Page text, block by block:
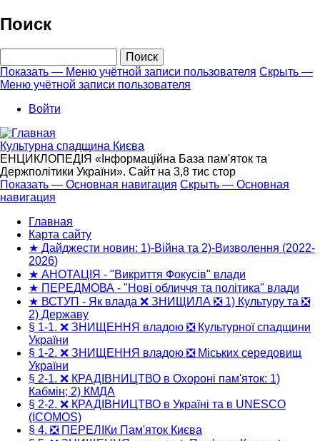
Перейти
к
основному
Поиск
Меню
учётной
записи
пользователя
Показать — Меню учётной записи пользователя Скрыть —
Меню учётной записи пользователя
Войти
Культурна спадщина Києва
ЕНЦИКЛОПЕДІЯ «Інформаційна База пам'яток та
Держполітики України». Сайт на 3,8 тис стор
Основная
навигация
Показать — Основная навигация Скрыть — Основная
навигация
Главная
Карта сайту
★ Дайджести новин: 1)-Війна та 2)-Визволення (2022-
2026)
★ АНОТАЦІЯ - "Викриття Фокусів" влади
★ ПЕРЕДМОВА - "Нові обличчя та політика" влади
★ ВСТУП - Як влада ❌ ЗНИЩИЛА ❎ 1) Культуру та ❎
2) Державу
§ 1-1. ❌ ЗНИЩЕННЯ владою ❎ Культурної спадщини
України
§ 1-2. ❌ ЗНИЩЕННЯ владою ❎ Міських середовищ
України
§ 2-1. ❌ КРАДІВНИЦТВО в Охороні пам'яток: 1)
Кабмін; 2) КМДА
§ 2-2. ❌ КРАДІВНИЦТВО в Україні та в UNESCO
(ICOMOS)
§ 4. ❎ ПЕРЕЛІКи Пам'яток Києва